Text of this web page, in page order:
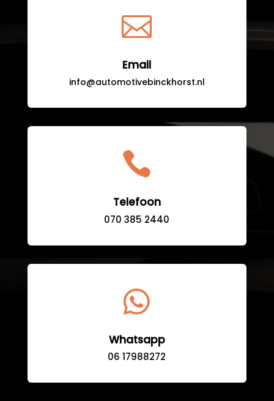

Email
info@automotivebinckhorst.nl

Telefoon
070 385 2440

Whatsapp
06 17988272